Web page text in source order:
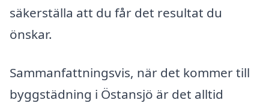
säkerställa att du får det resultat du
önskar.
Sammanfattningsvis, när det kommer till
byggstädning i Östansjö är det alltid